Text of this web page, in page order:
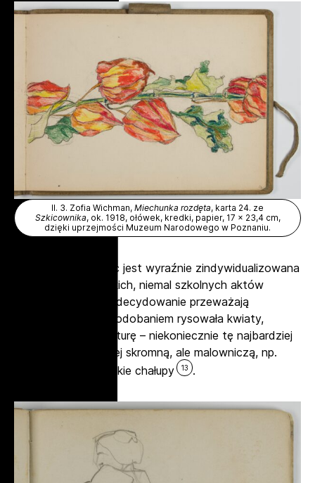
Il. 3. Zofia Wichman, Miechunka rozdęta, karta 24. ze
Szkicownika, ok. 1918, ołówek, kredki, papier, 17 x 23,4 cm,
dzięki uprzejmości Muzeum Narodowego w Poznaniu.
Tematyka tych prac jest wyraźnie zindywidualizowana
– oprócz akademickich, niemal szkolnych aktów
i portretów, które zdecydowanie przeważają
Wichmanówna z upodobaniem rysowała kwiaty,
zwierzęta i architekturę – niekoniecznie tę najbardziej
spektakularną, raczej skromną, ale malowniczą, np.
rozlatujące się wiejskie chałupy
13 .